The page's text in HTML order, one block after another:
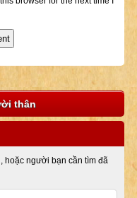
thân
hoặc người bạn cần tìm đã